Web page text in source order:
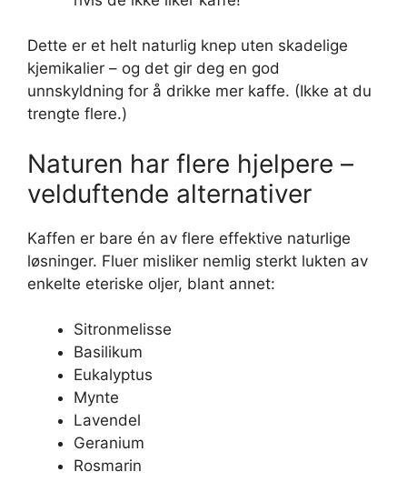
Dette er et helt naturlig knep uten skadelige
kjemikalier – og det gir deg en god
unnskyldning for å drikke mer kaffe. (Ikke at du
trengte flere.)
Naturen har flere hjelpere –
velduftende alternativer
Kaffen er bare én av flere effektive naturlige
løsninger. Fluer misliker nemlig sterkt lukten av
enkelte eteriske oljer, blant annet:
Sitronmelisse
Basilikum
Eukalyptus
Mynte
Lavendel
Geranium
Rosmarin